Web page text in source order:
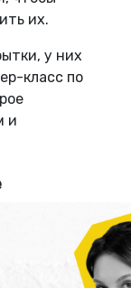
их.
у них
класс по
и